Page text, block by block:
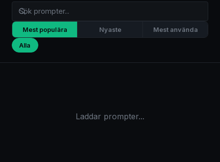
Mest populära Nyaste Mest använda
Alla
Laddar prompter...